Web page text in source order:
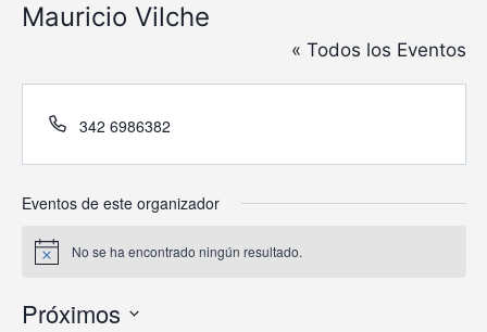
Mauricio Vilche
« Todos los Eventos
Teléfono
342 6986382
Eventos de este organizador
Aviso No se ha encontrado ningún resultado.
Próximos